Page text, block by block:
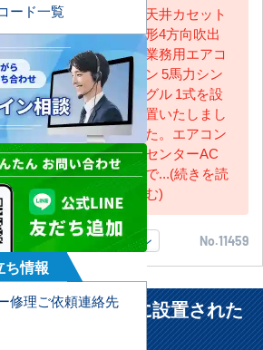
AC担当
天井カセット
形4方向吹出
業務用エアコ
ン 5馬力シン
グル 1式を設
置いたしまし
た。エアコン
センターAC
で...(続きを読
む)
宮崎県 業務用エアコン No.11459
動車販売業店舗に設置された
ード一覧
ち情報
修理ご依頼連絡先